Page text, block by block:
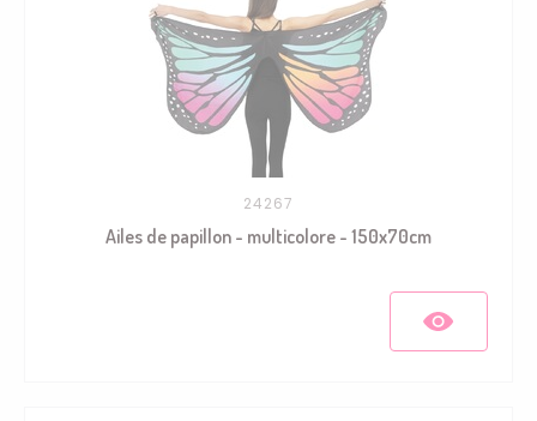
24267
Ailes de papillon - multicolore - 150x70cm